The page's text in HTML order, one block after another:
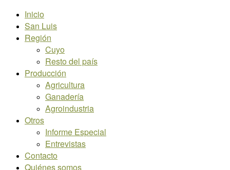
Inicio
San Luis
Región
Cuyo
Resto del país
Producción
Agricultura
Ganadería
Agroindustria
Otros
Informe Especial
Entrevistas
Contacto
Quiénes somos